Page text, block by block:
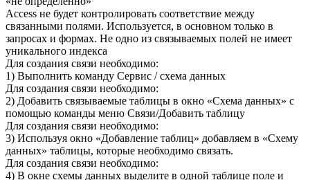
Access не будет контролировать соответствие между
связанными полями. Используется, в основном только в
запросах и формах. Не одно из связываемых полей не имеет
уникального индекса
Для создания связи необходимо:
1) Выполнить команду Сервис / схема данных
Для создания связи необходимо:
2) Добавить связываемые таблицы в окно «Схема данных» с
помощью команды меню Связи/Добавить таблицу
Для создания связи необходимо:
3) Используя окно «Добавление таблиц» добавляем в «Схему
данных» таблицы, которые необходимо связать.
Для создания связи необходимо:
4) В окне схемы данных выделите в одной таблице поле и